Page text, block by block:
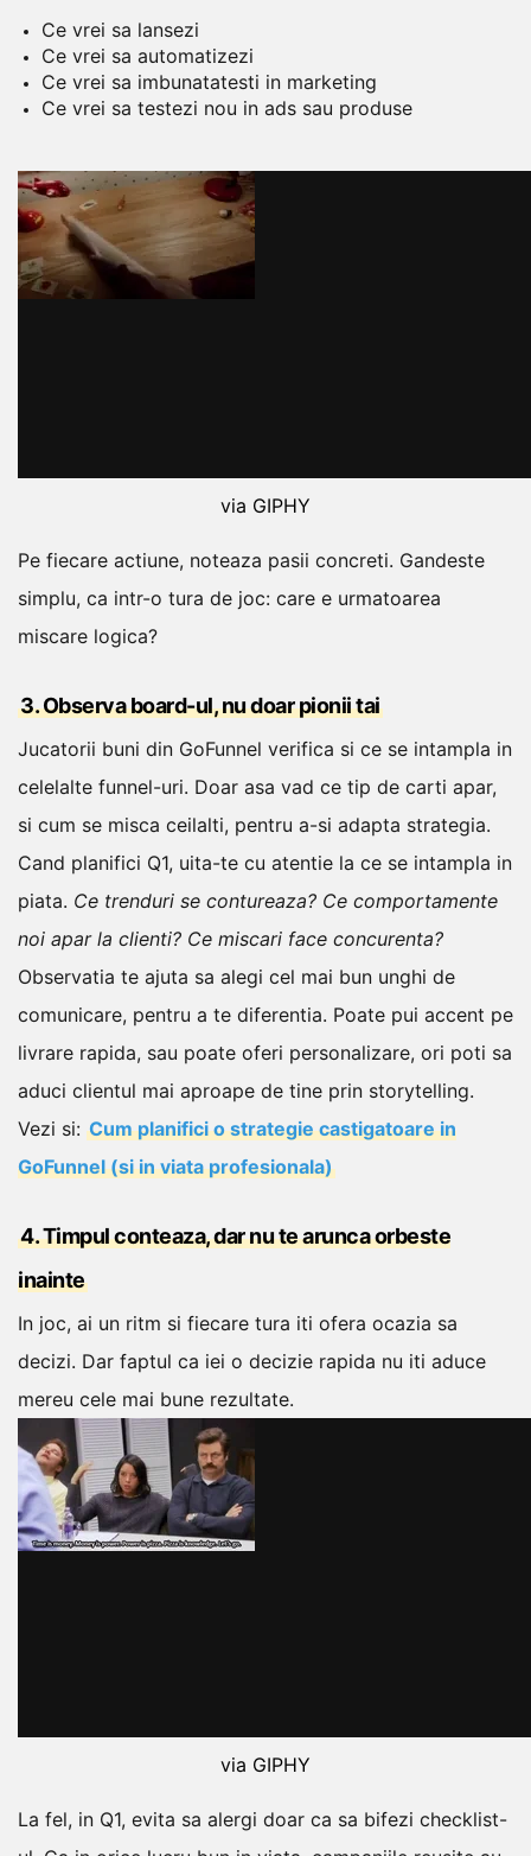
Ce vrei sa lansezi
Ce vrei sa automatizezi
Ce vrei sa imbunatatesti in marketing
Ce vrei sa testezi nou in ads sau produse
via GIPHY
Pe fiecare actiune, noteaza pasii concreti. Gandeste
simplu, ca intr-o tura de joc: care e urmatoarea
miscare logica?
3. Observa board-ul, nu doar pionii tai
Jucatorii buni din GoFunnel verifica si ce se intampla in
celelalte funnel-uri. Doar asa vad ce tip de carti apar,
si cum se misca ceilalti, pentru a-si adapta strategia.
Cand planifici Q1, uita-te cu atentie la ce se intampla in
piata. Ce trenduri se contureaza? Ce comportamente
noi apar la clienti? Ce miscari face concurenta?
Observatia te ajuta sa alegi cel mai bun unghi de
comunicare, pentru a te diferentia. Poate pui accent pe
livrare rapida, sau poate oferi personalizare, ori poti sa
aduci clientul mai aproape de tine prin storytelling.
Vezi si: Cum planifici o strategie castigatoare in
GoFunnel (si in viata profesionala)
4. Timpul conteaza, dar nu te arunca orbeste
inainte
In joc, ai un ritm si fiecare tura iti ofera ocazia sa
decizi. Dar faptul ca iei o decizie rapida nu iti aduce
mereu cele mai bune rezultate.
via GIPHY
La fel, in Q1, evita sa alergi doar ca sa bifezi checklist-